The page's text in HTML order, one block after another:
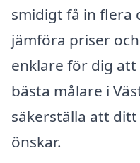
smidigt få in flera
jämföra priser
enklare för dig
bästa målare i
säkerställa att
önskar.